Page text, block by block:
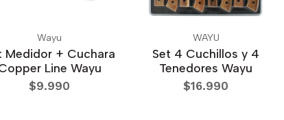
Wayu
Medidor + Cuchara
Line Wayu
$9.990
WAYU
Set 4 Cuchillos y 4
Tenedores Wayu
$16.990